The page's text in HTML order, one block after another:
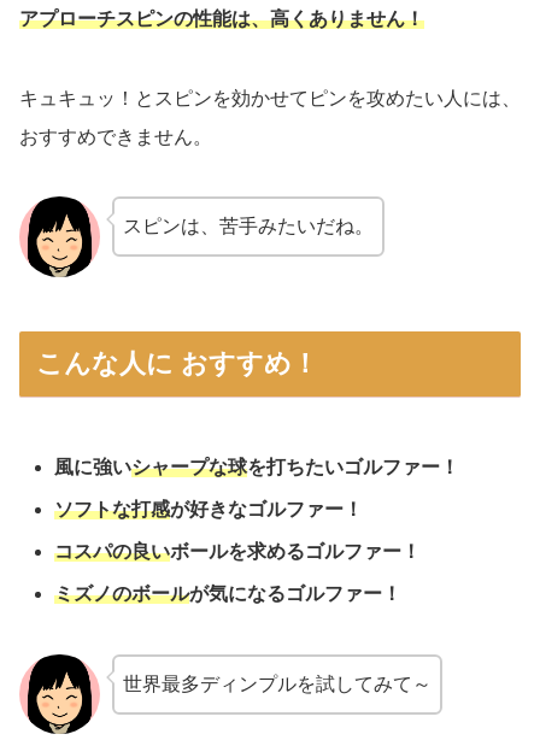
アプローチスピンの性能は、高くありません！
キュキュッ！とスピンを効かせてピンを攻めたい人には、
おすすめできません。
スピンは、苦手みたいだね。
こんな人に おすすめ！
風に強いシャープな球を打ちたいゴルファー！
ソフトな打感が好きなゴルファー！
コスパの良いボールを求めるゴルファー！
ミズノのボールが気になるゴルファー！
世界最多ディンプルを試してみて～